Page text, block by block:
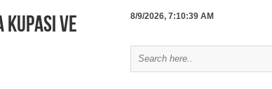
KUPASI VE
8/9/2026, 7:10:39 AM